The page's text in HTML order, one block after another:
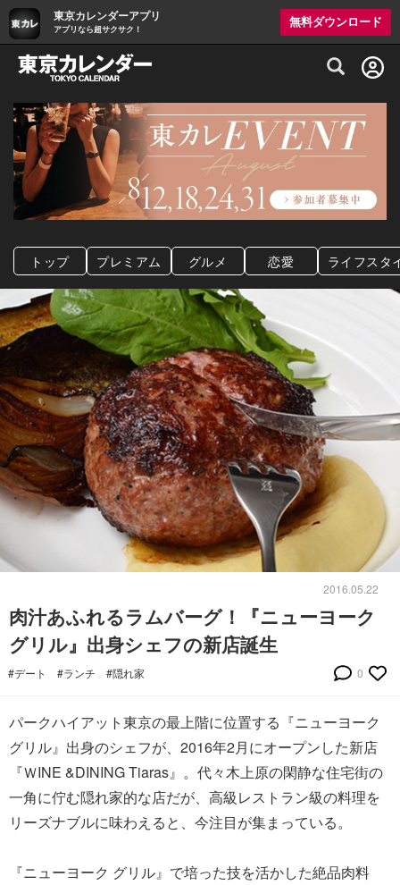
東京カレンダーアプリ
アプリなら超サクサク！
無料ダウンロード
グルメ情報・プレミアムレストラン予約
トップ プレミアム グルメ 恋愛 ライフスタ
2016.05.22
肉汁あふれるラムバーグ！『ニューヨーク
グリル』出身シェフの新店誕生
#デート #ランチ #隠れ家 0
パークハイアット東京の最上階に位置する『ニューヨーク
グリル』出身のシェフが、2016年2月にオープンした新店
『ＷINE &DINING Tiaras』。代々木上原の閑静な住宅街の
一角に佇む隠れ家的な店だが、高級レストラン級の料理を
リーズナブルに味わえると、今注目が集まっている。
『ニューヨーク グリル』で培った技を活かした絶品肉料